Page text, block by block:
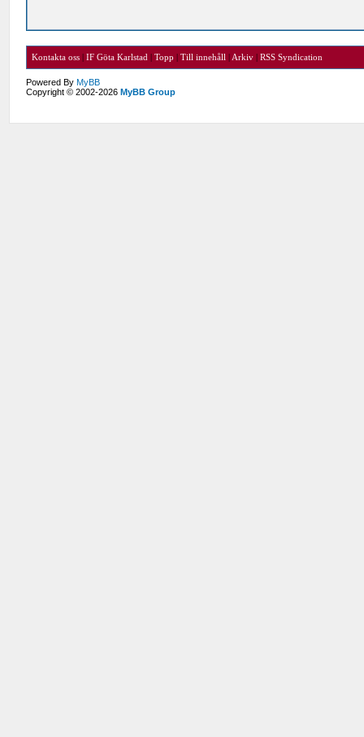
Kontakta oss |IF Göta Karlstad |Topp |Till innehåll | Arkiv |RSS Syndication
Powered ByMyBB
Copyright © 2002-2026MyBB Group